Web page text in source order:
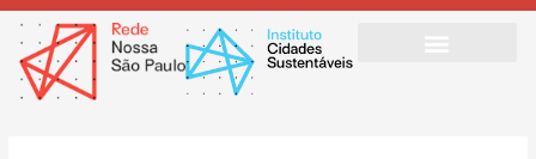
Ir
para
conteúdo